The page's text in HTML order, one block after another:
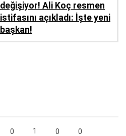
değişiyor! Ali Koç resmen
istifasını açıkladı: İşte yeni
başkan!
0 1 0 0